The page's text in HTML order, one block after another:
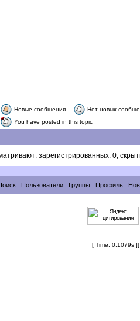
Новые сообщения
Нет новых
You have posted in this topic
зарегистрированных: 0,
Пользователи Группы Профиль
[ Time: 0.1079s